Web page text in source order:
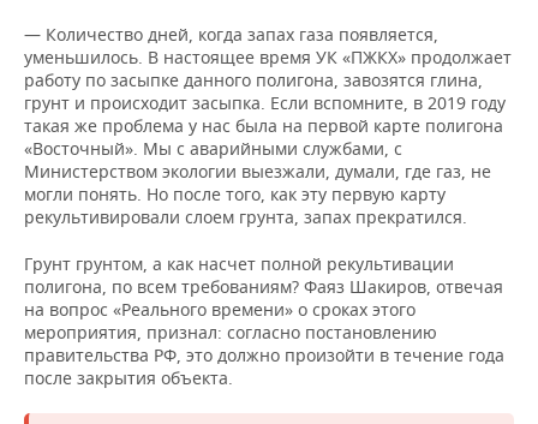
— Количество дней, когда запах газа появляется,
уменьшилось. В настоящее время УК «ПЖКХ» продолжает
работу по засыпке данного полигона, завозятся глина,
грунт и происходит засыпка. Если вспомните, в 2019 году
такая же проблема у нас была на первой карте полигона
«Восточный». Мы с аварийными службами, с
Министерством экологии выезжали, думали, где газ, не
могли понять. Но после того, как эту первую карту
рекультивировали слоем грунта, запах прекратился.
Грунт грунтом, а как насчет полной рекультивации
полигона, по всем требованиям? Фаяз Шакиров, отвечая
на вопрос «Реального времени» о сроках этого
мероприятия, признал: согласно постановлению
правительства РФ, это должно произойти в течение года
после закрытия объекта.